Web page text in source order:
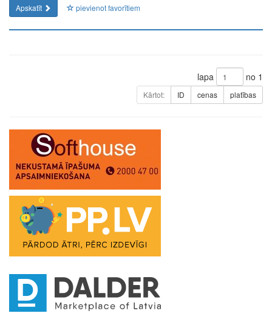
Apskatīt
pievienot favorītiem
lapa no 1
Kārtot: ID cenas platības